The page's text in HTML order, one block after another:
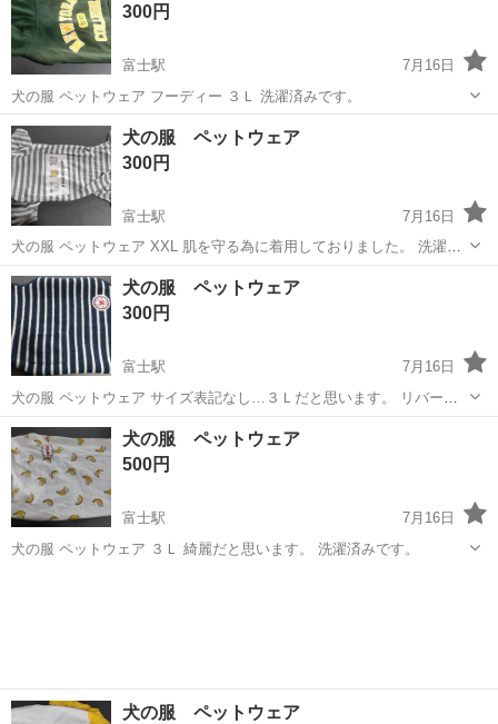
300円
富士駅
7月16日
犬の服 ペットウェア フーディー ３Ｌ 洗濯済みです。
静岡 富士市 富士駅 その他
犬の服 ペットウェア
300円
富士駅
7月16日
犬の服 ペットウェア XXL 肌を守る為に着用しておりました。 洗濯済
みです。
静岡 富士市 富士駅 その他 XXL
犬の服 ペットウェア
300円
富士駅
7月16日
犬の服 ペットウェア サイズ表記なし…３Ｌだと思います。 リバーシ
ブル 洗濯済みです。
静岡 富士市 富士駅 その他
犬の服 ペットウェア
500円
富士駅
7月16日
犬の服 ペットウェア ３Ｌ 綺麗だと思います。 洗濯済みです。
犬の服 ペットウェア